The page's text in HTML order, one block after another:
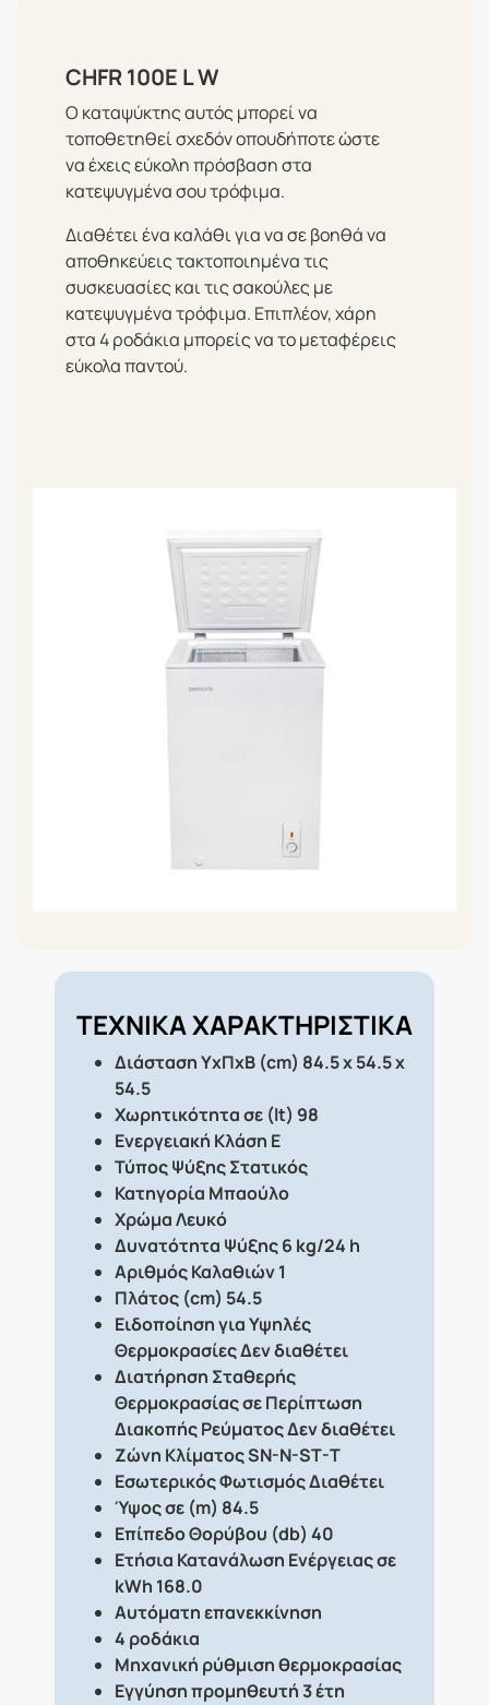
CHFR 100E L W
O καταψύκτης αυτός μπορεί να
τοποθετηθεί σχεδόν οπουδήποτε ώστε
να έχεις εύκολη πρόσβαση στα
κατεψυγμένα σου τρόφιμα.
Διαθέτει ένα καλάθι για να σε βοηθά να
αποθηκεύεις τακτοποιημένα τις
συσκευασίες και τις σακούλες με
κατεψυγμένα τρόφιμα. Επιπλέον, χάρη
στα 4 ροδάκια μπορείς να το μεταφέρεις
εύκολα παντού.
ΤΕΧΝΙΚΑ ΧΑΡΑΚΤΗΡΙΣΤΙΚΑ
Διάσταση ΥxΠxΒ (cm) 84.5 x 54.5 x
54.5
Χωρητικότητα σε (lt) 98
Ενεργειακή Κλάση E
Τύπος ΨύξηςΣτατικός
Κατηγορία Μπαούλο
ΧρώμαΛευκό
Δυνατότητα Ψύξης6 kg/24 h
Αριθμός Καλαθιών1
Πλάτος (cm) 54.5
Ειδοποίηση για Υψηλές
ΘερμοκρασίεςΔεν διαθέτει
Διατήρηση Σταθερής
Θερμοκρασίας σε Περίπτωση
Διακοπής ΡεύματοςΔεν διαθέτει
Ζώνη ΚλίματοςSN-N-ST-T
Εσωτερικός ΦωτισμόςΔιαθέτει
Ύψος σε (m) 84.5
Επίπεδο Θορύβου (db) 40
Ετήσια Κατανάλωση Ενέργειας σε
kWh 168.0
Αυτόματη επανεκκίνηση
4 ροδάκια
Μηχανική ρύθμιση θερμοκρασίας
Εγγύηση προμηθευτή 3 έτη